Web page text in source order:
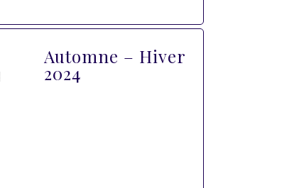
Automne – Hiver
2024